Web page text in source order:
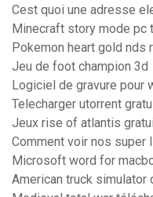
Cest quoi une adresse
Minecraft story mode pc
Pokemon heart gold nds
Jeu de foot champion 3d
Logiciel de gravure pour
Telecharger utorrent
Jeux rise of atlantis
Comment voir nos super
Microsoft word for
American truck simulator